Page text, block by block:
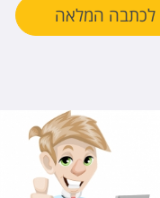
לכתבה המלאה